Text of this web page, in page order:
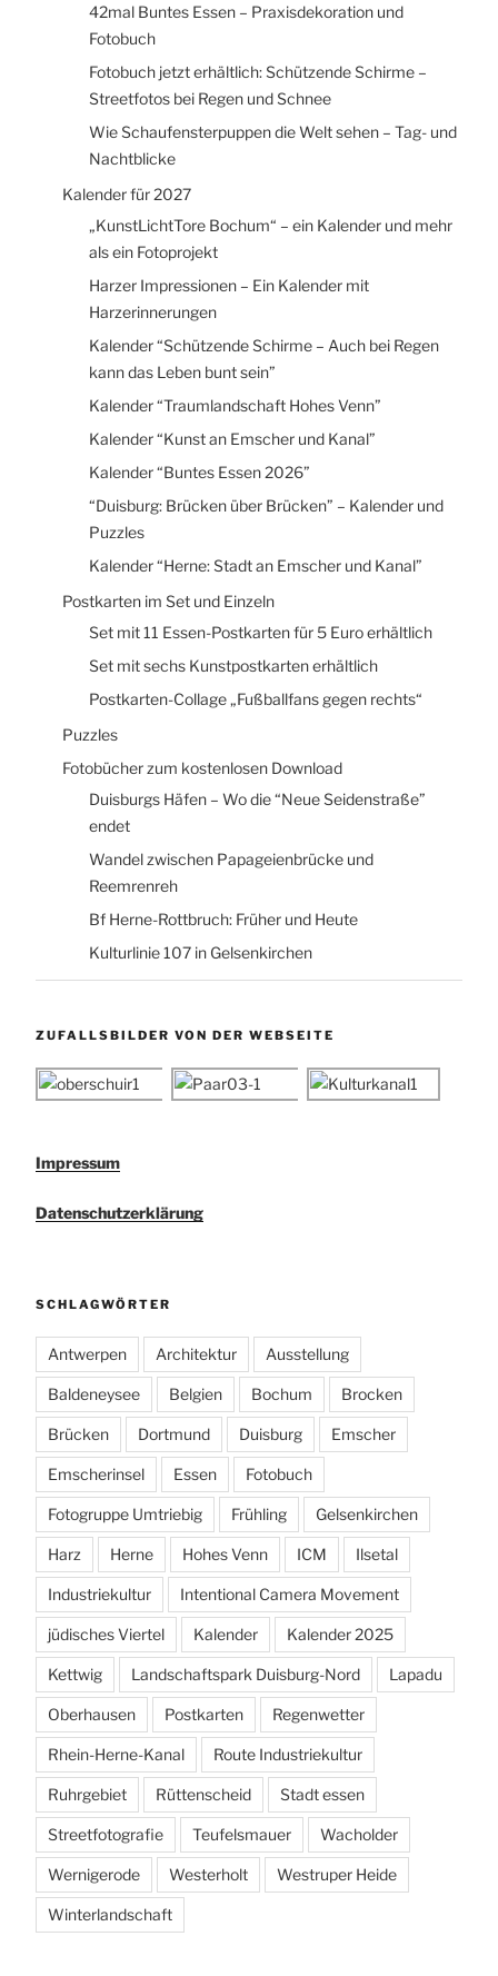
42mal Buntes Essen – Praxisdekoration und
Fotobuch
Fotobuch jetzt erhältlich: Schützende Schirme –
Streetfotos bei Regen und Schnee
Wie Schaufensterpuppen die Welt sehen – Tag- und
Nachtblicke
Kalender für 2027
„KunstLichtTore Bochum“ – ein Kalender und mehr
als ein Fotoprojekt
Harzer Impressionen – Ein Kalender mit
Harzerinnerungen
Kalender “Schützende Schirme – Auch bei Regen
kann das Leben bunt sein”
Kalender “Traumlandschaft Hohes Venn”
Kalender “Kunst an Emscher und Kanal”
Kalender “Buntes Essen 2026”
“Duisburg: Brücken über Brücken” – Kalender und
Puzzles
Kalender “Herne: Stadt an Emscher und Kanal”
Postkarten im Set und Einzeln
Set mit 11 Essen-Postkarten für 5 Euro erhältlich
Set mit sechs Kunstpostkarten erhältlich
Postkarten-Collage „Fußballfans gegen rechts“
Puzzles
Fotobücher zum kostenlosen Download
Duisburgs Häfen – Wo die “Neue Seidenstraße”
endet
Wandel zwischen Papageienbrücke und
Reemrenreh
Bf Herne-Rottbruch: Früher und Heute
Kulturlinie 107 in Gelsenkirchen
ZUFALLSBILDER VON DER WEBSEITE
Impressum
Datenschutzerklärung
SCHLAGWÖRTER
Antwerpen Architektur Ausstellung
Baldeneysee Belgien Bochum Brocken
Brücken Dortmund Duisburg Emscher
Emscherinsel Essen Fotobuch
Fotogruppe Umtriebig Frühling Gelsenkirchen
Harz Herne Hohes Venn ICM Ilsetal
Industriekultur Intentional Camera Movement
jüdisches Viertel Kalender Kalender 2025
Kettwig Landschaftspark Duisburg-Nord Lapadu
Oberhausen Postkarten Regenwetter
Rhein-Herne-Kanal Route Industriekultur
Ruhrgebiet Rüttenscheid Stadt essen
Streetfotografie Teufelsmauer Wacholder
Wernigerode Westerholt Westruper Heide
Winterlandschaft